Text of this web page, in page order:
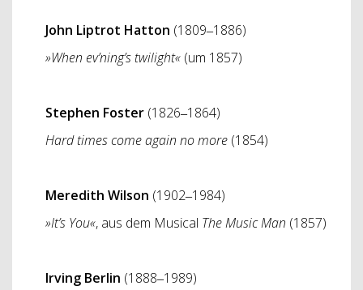
John Liptrot Hatton (1809‒1886)
»When ev’ning’s twilight« (um 1857)
Stephen Foster (1826‒1864)
Hard times come again no more (1854)
Meredith Wilson (1902‒1984)
»It’s You«, aus dem Musical The Music Man (1857)
Irving Berlin (1888‒1989)